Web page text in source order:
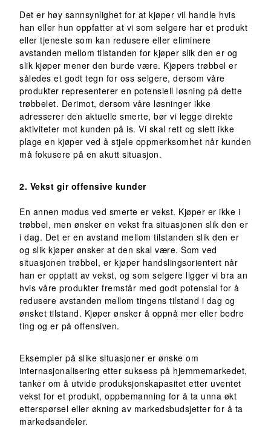
Det er høy sannsynlighet for at kjøper vil handle hvis
han eller hun oppfatter at vi som selgere har et produkt
eller tjeneste som kan redusere eller eliminere
avstanden mellom tilstanden for kjøper slik den er og
slik kjøper mener den burde være. Kjøpers trøbbel er
således et godt tegn for oss selgere, dersom våre
produkter representerer en potensiell løsning på dette
trøbbelet. Derimot, dersom våre løsninger ikke
adresserer den aktuelle smerte, bør vi legge direkte
aktiviteter mot kunden på is. Vi skal rett og slett ikke
plage en kjøper ved å stjele oppmerksomhet når kunden
må fokusere på en akutt situasjon.
2. Vekst gir offensive kunder
En annen modus ved smerte er vekst. Kjøper er ikke i
trøbbel, men ønsker en vekst fra situasjonen slik den er
i dag. Det er en avstand mellom tilstanden slik den er
og slik kjøper ønsker at den skal være. Som ved
situasjonen trøbbel, er kjøper handslingsorientert når
han er opptatt av vekst, og som selgere ligger vi bra an
hvis våre produkter fremstår med godt potensial for å
redusere avstanden mellom tingens tilstand i dag og
ønsket tilstand. Kjøper ønsker å oppnå mer eller bedre
ting og er på offensiven.
Eksempler på slike situasjoner er ønske om
internasjonalisering etter suksess på hjemmemarkedet,
tanker om å utvide produksjonskapasitet etter uventet
vekst for et produkt, oppbemanning for å ta unna økt
etterspørsel eller økning av markedsbudsjetter for å ta
markedsandeler.